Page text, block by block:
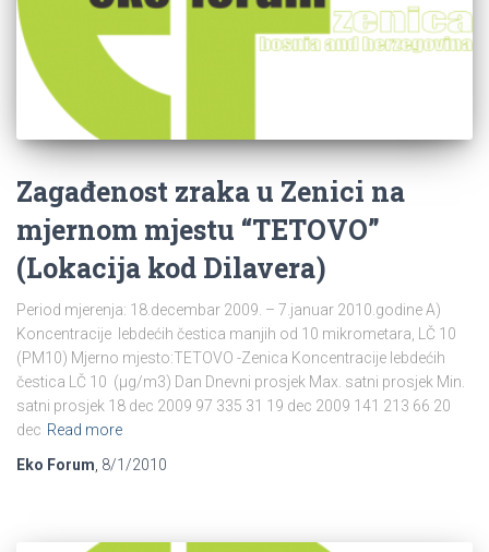
Zagađenost zraka u Zenici na
mjernom mjestu “TETOVO”
(Lokacija kod Dilavera)
Period mjerenja: 18.decembar 2009. – 7.januar 2010.godine A)
Koncentracije lebdećih čestica manjih od 10 mikrometara, LČ 10
(PM10) Mjerno mjesto:TETOVO -Zenica Koncentracije lebdećih
čestica LČ 10 (µg/m3) Dan Dnevni prosjek Max. satni prosjek Min.
satni prosjek 18 dec 2009 97 335 31 19 dec 2009 141 213 66 20
dec Read more
Eko Forum, 8/1/2010